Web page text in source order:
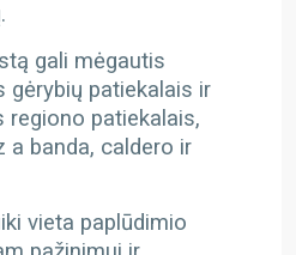
gali mėgautis
gėrybių patiekalais ir
regiono patiekalais,
a banda, caldero ir
vieta paplūdimio